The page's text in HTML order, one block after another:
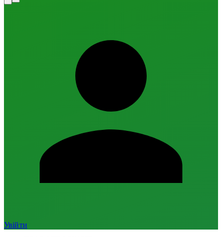
Увійти